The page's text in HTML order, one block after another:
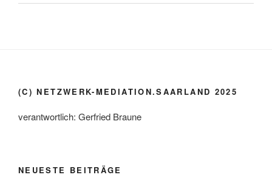
(C) NETZWERK-MEDIATION.SAARLAND 2025
verantwortlich: Gerfried Braune
NEUESTE BEITRÄGE